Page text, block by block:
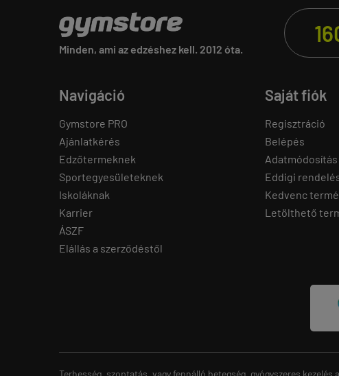
Minden, ami az edzéshez kell. 2012 óta.
Navigáció
Gymstore PRO
Ajánlatkérés
Edzőtermeknek
Sportegyesületeknek
Iskoláknak
Karrier
ÁSZF
Elállás a szerződéstől
Saját fiók
Regisztráció
Belépés
Adatmódosítás
Eddigi
Kedvenc
Letölthető
Terhesség, szoptatás, vagy fennálló betegség, gyógyszeres